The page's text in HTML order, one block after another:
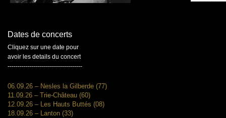
Dates de concerts
Cliquez sur une date pour
avoir les details du concert
-------------------------------------
06.09.26 – Nesles la Gilberde (77)
11.09.26 – Trie-Château (60)
12.09.26 – Les Hauts Buttés (08)
18.09.26 – Lanton (33)